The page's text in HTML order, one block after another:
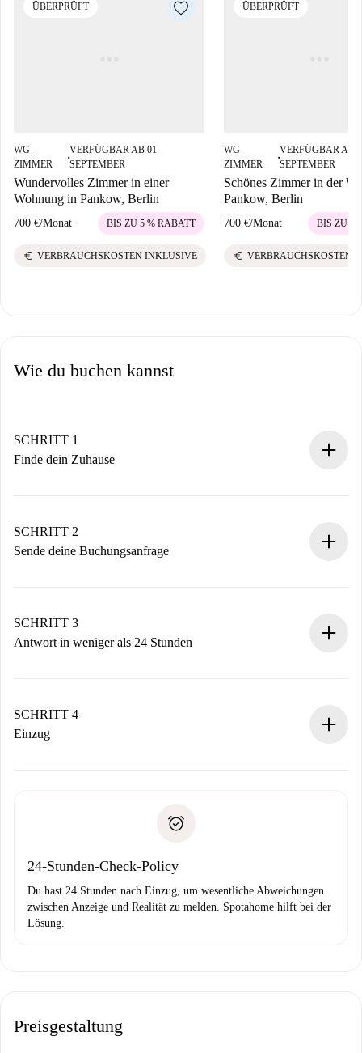
ÜBERPRÜFT
WG-
ZIMMER
■
VERFÜGBAR AB 01
SEPTEMBER
Wundervolles Zimmer in einer
Wohnung in Pankow, Berlin
700 €/Monat BIS ZU 5 % RABATT
euro VERBRAUCHSKOSTEN INKLUSIVE
ÜBERPRÜFT
WG-
ZIMMER
■
VERFÜGBAR AB
SEPTEMBER
Schönes Zimmer in der
Pankow, Berlin
700 €/Monat BIS ZU 5
euro VERBRAUCHSKOSTEN
Wie du buchen kannst
SCHRITT 1
Finde dein Zuhause
Du erhältst alle notwendigen Informationen im Voraus.
SCHRITT 2
Sende deine Buchungsanfrage
Denk daran, dass wir dich erst belasten, wenn der
Vermieter zustimmt.
SCHRITT 3
Antwort in weniger als 24 Stunden
stellen den Kontakt her.
Wenn der Vermieter ablehnen muss, entstehen keine
SCHRITT 4
Einzug
24-Stunden-Check-Policy
Du hast 24 Stunden nach Einzug, um wesentliche Abweichungen
zwischen Anzeige und Realität zu melden. Spotahome hilft bei der
Lösung.
Preisgestaltung